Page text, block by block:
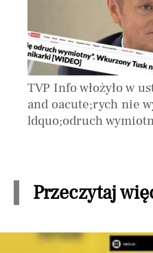
TVP Info włożyło w
and oacute;rych nie
ldquo;odruch
Przeczytaj